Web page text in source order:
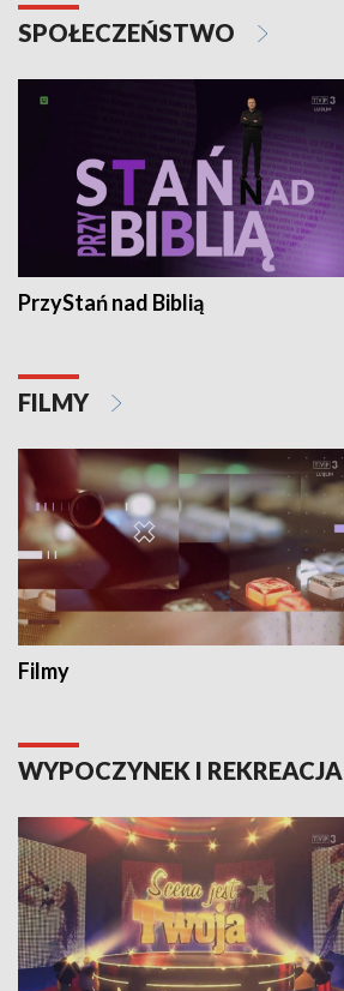
SPOŁECZEŃSTWO
PrzyStań nad Biblią
FILMY
Filmy
WYPOCZYNEK I REKREACJA